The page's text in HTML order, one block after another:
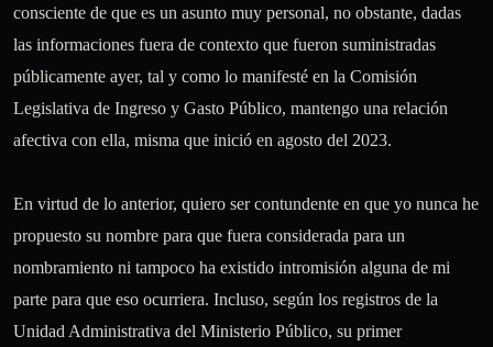
consciente de que es un asunto muy personal, no obstante, dadas
las informaciones fuera de contexto que fueron suministradas
públicamente ayer, tal y como lo manifesté en la Comisión
Legislativa de Ingreso y Gasto Público, mantengo una relación
afectiva con ella, misma que inició en agosto del 2023.
En virtud de lo anterior, quiero ser contundente en que yo nunca he
propuesto su nombre para que fuera considerada para un
nombramiento ni tampoco ha existido intromisión alguna de mi
parte para que eso ocurriera. Incluso, según los registros de la
Unidad Administrativa del Ministerio Público, su primer